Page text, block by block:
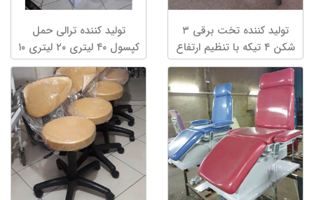
تولید کننده تخت برقی ۳
شکن ۴ تیکه با تنظیم ارتفاع
موتور
تولید کننده ترالی حمل
کپسول ۴۰ لیتری ۲۰ لیتری ۱۰
لیتری بیمارستانی